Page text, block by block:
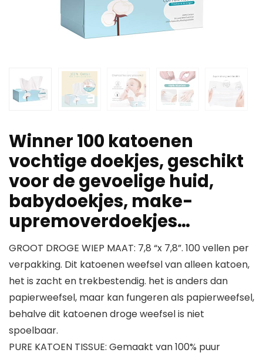
Winner 100 katoenen
vochtige doekjes, geschikt
voor de gevoelige huid,
babydoekjes, make-
upremoverdoekjes…
GROOT DROGE WIEP MAAT: 7,8 “x 7,8”. 100 vellen per
verpakking. Dit katoenen weefsel van alleen katoen,
het is zacht en trekbestendig. het is anders dan
papierweefsel, maar kan fungeren als papierweefsel,
behalve dit katoenen droge weefsel is niet
spoelbaar.
PURE KATOEN TISSUE: Gemaakt van 100% puur